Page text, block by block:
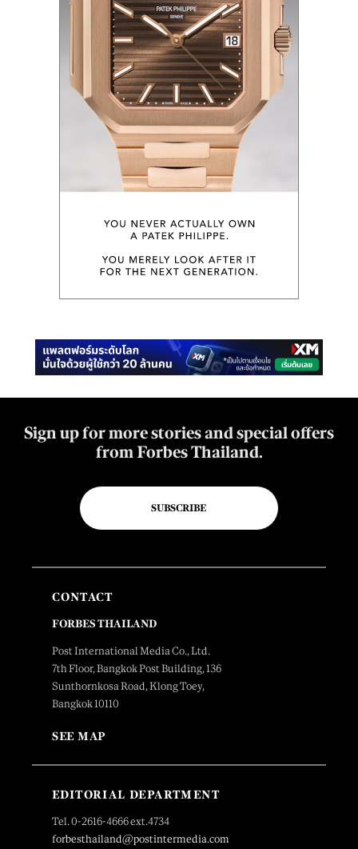
Sign up for more stories and special offers
from Forbes Thailand.
SUBSCRIBE
CONTACT
FORBES THAILAND
Post International Media Co., Ltd.
7th Floor, Bangkok Post Building, 136
Sunthornkosa Road, Klong Toey,
Bangkok 10110
SEE MAP
EDITORIAL DEPARTMENT
Tel. 0-2616-4666 ext.4734
forbesthailand@postintermedia.com